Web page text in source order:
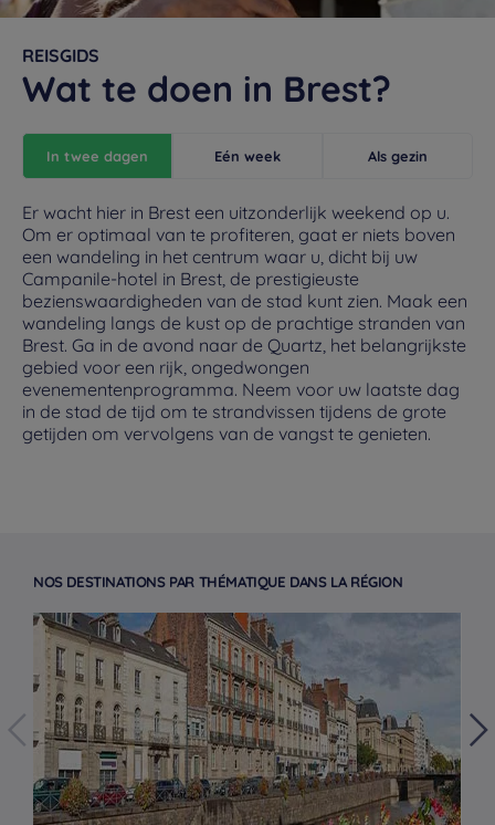
REISGIDS
Wat te doen in Brest?
In twee dagen Eén week Als gezin
Er wacht hier in Brest een uitzonderlijk weekend op u.
Om er optimaal van te profiteren, gaat er niets boven
een wandeling in het centrum waar u, dicht bij uw
Campanile-hotel in Brest, de prestigieuste
bezienswaardigheden van de stad kunt zien. Maak een
wandeling langs de kust op de prachtige stranden van
Brest. Ga in de avond naar de Quartz, het belangrijkste
gebied voor een rijk, ongedwongen
evenementenprogramma. Neem voor uw laatste dag
in de stad de tijd om te strandvissen tijdens de grote
getijden om vervolgens van de vangst te genieten.
NOS DESTINATIONS PAR THÉMATIQUE DANS LA RÉGION